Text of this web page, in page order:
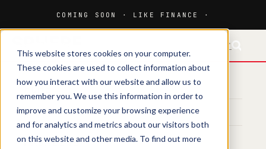
This website stores cookies on your computer.
These cookies are used to collect information about
how you interact with our website and allow us to
remember you. We use this information in order to
improve and customize your browsing experience
and for analytics and metrics about our visitors both
on this website and other media. To find out more
HOME
MEDIA
MAGAZINE